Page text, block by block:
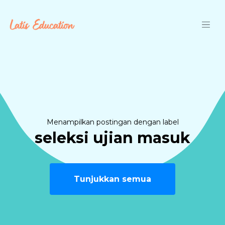
Menampilkan postingan dengan label
seleksi ujian masuk
Tunjukkan semua